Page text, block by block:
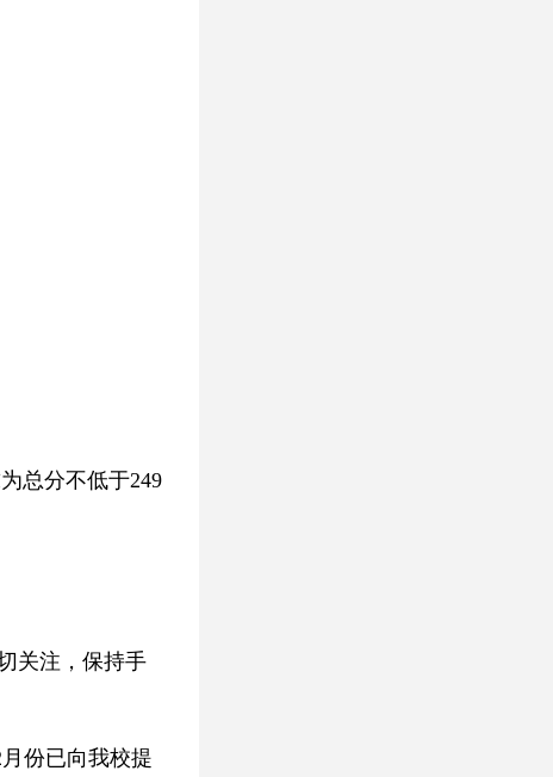
总分不低于249
关注，保持手
份已向我校提